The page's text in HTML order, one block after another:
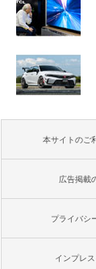
本サイトのご
広告掲載
プライバシ
インプレ